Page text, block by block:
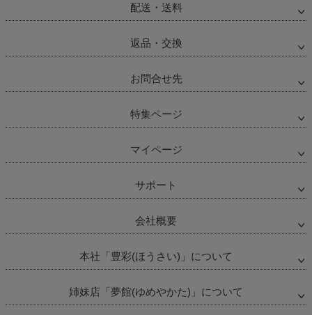
配送・送料
返品・交換
お問合せ先
特集ページ
マイページ
サポート
会社概要
本社「豊彩(ほうさい)」について
姉妹店「夢館(ゆめやかた)」について